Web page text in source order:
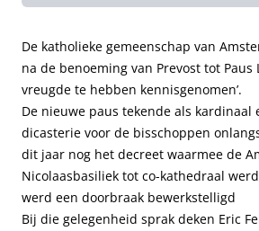
De katholieke gemeenschap van
na de benoeming van Prevost tot Paus
vreugde te hebben kennisgenomen’.
De nieuwe paus tekende als kardinaal
dicasterie voor de bisschoppen
dit jaar nog het decreet waarmee de
Nicolaasbasiliek tot co-kathedraal
werd een doorbraak bewerkstelligd
Bij die gelegenheid sprak deken Eric